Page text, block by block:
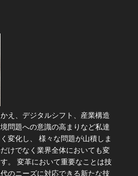
え、デジタルシフト、産業構造
問題への意識の高まりなど私達
変化し、 様々な問題が山積しま
けでなく業界全体においても変
。 変革において重要なことは技
のニーズに対応できる新たな技